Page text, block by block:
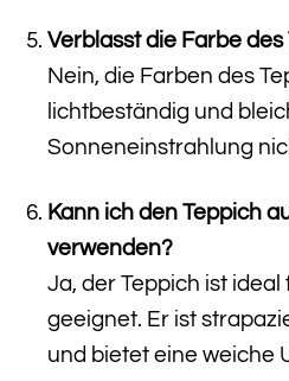
Verblasst die Farbe
Nein, die Farben des
lichtbeständig und
Sonneneinstrahlung
Kann ich den Teppich
verwenden?
Ja, der Teppich ist
geeignet. Er ist
und bietet eine weiche